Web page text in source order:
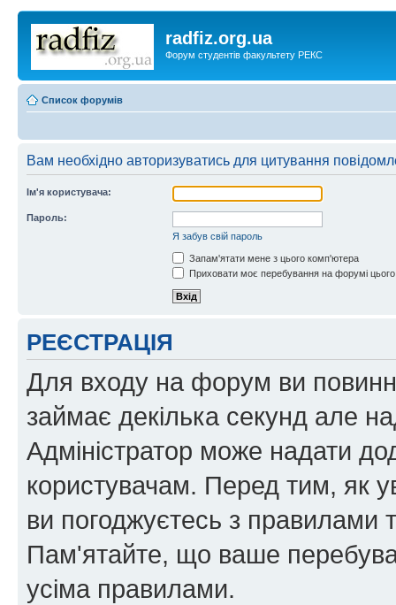
radfiz.org.ua
Форум студентів факультету РЕКС
Список форумів
Вам необхідно авторизуватись для цитування
Ім'я користувача:
Пароль:
Я забув свій пароль
Запам'ятати мене з цього комп'ютера
Приховати моє перебування на форумі
РЕЄСТРАЦІЯ
Для входу на форум ви
займає декілька секунд але
Адміністратор може надати
користувачам. Перед тим, як
ви погоджуєтесь з правилами
Пам'ятайте, що ваше
усіма правилами.